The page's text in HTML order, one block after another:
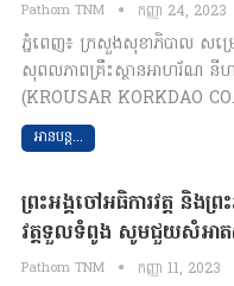
Pathom TNM កញ្ញា 24, 2023
ភ្នំពេញ៖ ក្រសួងសុខាភិបាល​ សម្រ
សុពលភាពគ្រឹះស្ថានអាហរ័ណ​ នី
(KROUSAR KORKDAO
អានបន្ត...
ព្រះអង្គចៅអធិការ​វត្ត​ និងព្
វត្តទួលទំពូង សូមជួយ​សំអា
Pathom TNM កញ្ញា 11, 2023